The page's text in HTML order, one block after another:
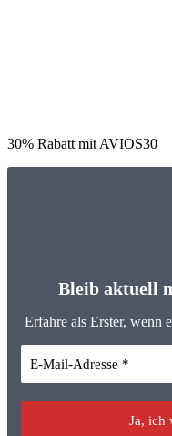
30% Rabatt mit AVIOS30
Bleib aktuell
Erfahre als Erster, wenn